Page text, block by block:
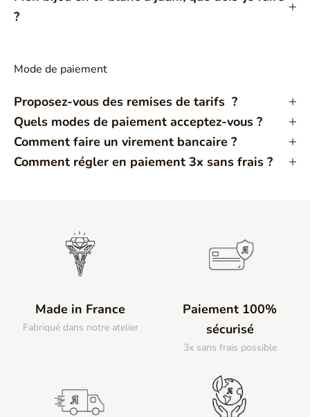
?
Mode de paiement
Proposez-vous des remises de tarifs ?
Quels modes de paiement acceptez-vous ?
Comment faire un virement bancaire ?
Comment régler en paiement 3x sans frais ?
Made in France
Fabriqué dans notre atelier
Paiement 100%
sécurisé
3x sans frais possible